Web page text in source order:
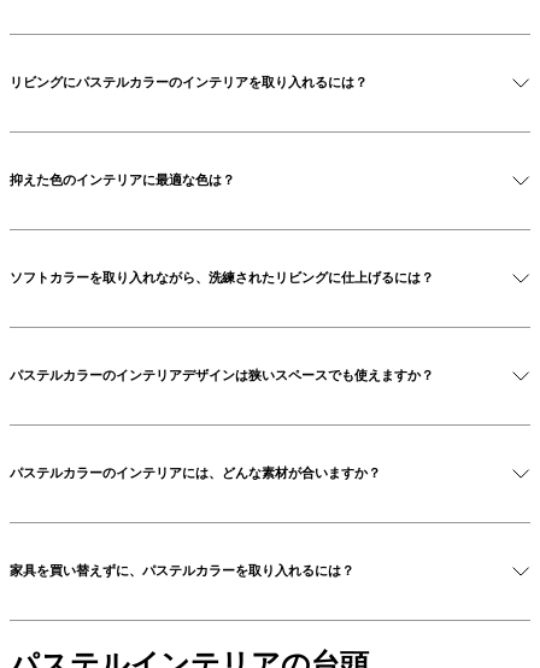
レ
ー
レ
ン
ム
イ
ン
ル
リビングにパステルカラーのインテリアを取り入れるには？
な方法は、まず主役となる家具を一つ選ぶことです。ブラ
ッシュピンク、ペールブルー、セージグリーンといった柔
クッションやアート、装飾小物といったアイテムを組み合
抑えた色のインテリアに最適な色は？
象を与える柔らかな色合いが最適です。ダスティローズ、
パウダーブルー、セージグリーン、ラベンダー、アンティ
ルカラーと美しく調和し、バランスの取れた安らぎのある
ソフトカラーを取り入れながら、洗練されたリビングに仕上げるには？
ルな色調の家具や、木材・リネン・大理石といった自然素
材と組み合わせてみましょう。バーガンディやラストとい
できます。
パステルカラーのインテリアデザインは狭いスペースでも使えますか？
でも明るく開放的に感じさせてくれます。壁や家具に柔ら
かな色調を取り入れると、軽やかで風通しの良い雰囲気が
パステルカラーのインテリアには、どんな素材が合いますか？
します。木材、石材、リネン、ブークレ、ベルベットとい
っ​​た素材は、空間に質感と温かみをもたらします。これら
くれます。
家具を買い替えずに、パステルカラーを取り入れるには？
ラーを取り入れるのに最適なアイテムです。クッションや